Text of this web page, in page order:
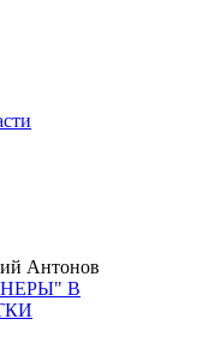
Антонов
В